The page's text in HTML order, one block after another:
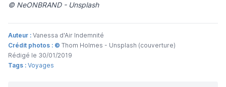
© NeONBRAND - Unsplash
Auteur : Vanessa d'Air Indemnité
Crédit photos : © Thom Holmes - Unsplash (couverture)
Rédigé le 30/01/2019
Tags : Voyages